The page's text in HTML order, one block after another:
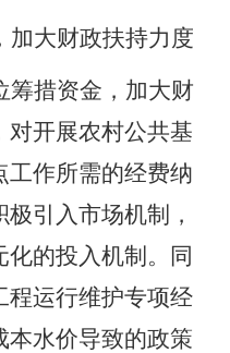
加大财政扶持力度
筹措资金，加大财
对开展农村公共基
工作所需的经费纳
极引入市场机制，
的投入机制。同
程运行维护专项经
本水价导致的政策